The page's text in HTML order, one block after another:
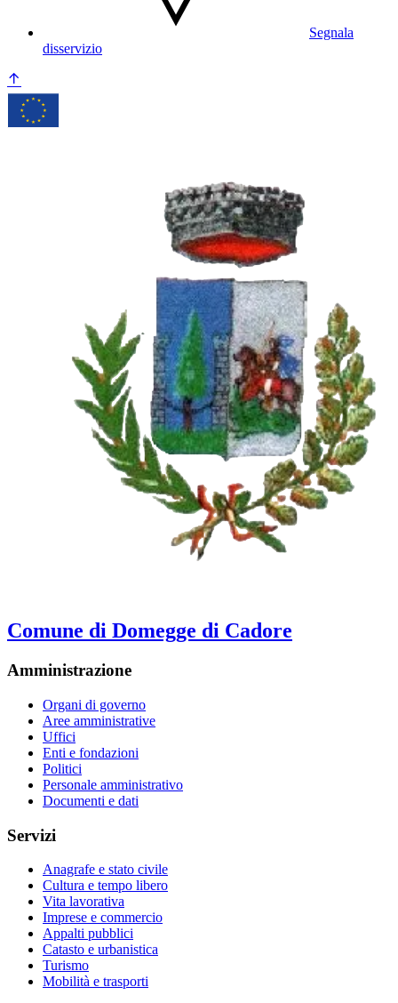
Segnala
disservizio
Comune di Domegge di Cadore
Amministrazione
Organi di governo
Aree amministrative
Uffici
Enti e fondazioni
Politici
Personale amministrativo
Documenti e dati
Servizi
Anagrafe e stato civile
Cultura e tempo libero
Vita lavorativa
Imprese e commercio
Appalti pubblici
Catasto e urbanistica
Turismo
Mobilità e trasporti